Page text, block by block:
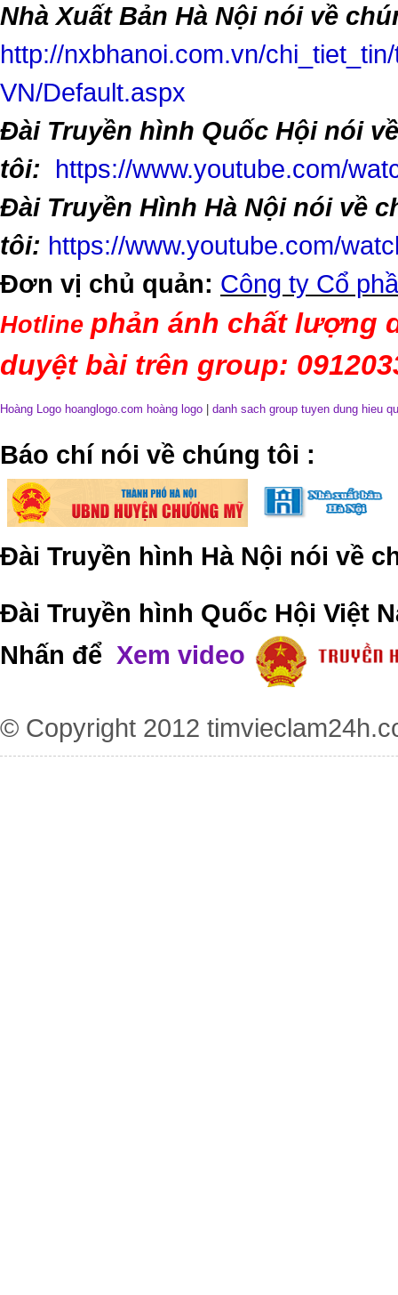
Nhà Xuất Bản Hà Nội nói về
http://nxbhanoi.com.vn/
VN/Default.aspx
Đài Truyền hình Quốc Hội nói
tôi:
https://www.youtube.com/
Đài Truyền Hình Hà Nội nói về
tôi: https://www.youtube.com/
Đơn vị chủ quản: Công ty Cổ
Hotline phản ánh chất lượng
duyệt bài trên group:
Hoàng Logo hoanglogo.com hoàng logo danh sach group tuyen dung hieu
​Báo chí nói về chúng tôi :
Đài Truyền hình Hà Nội nói về
Đài Truyền hình Quốc Hội Việt
Nhấn để Xem video
© Copyright 2012